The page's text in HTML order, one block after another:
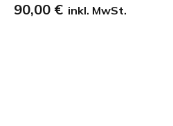
90,00 € inkl. MwSt.